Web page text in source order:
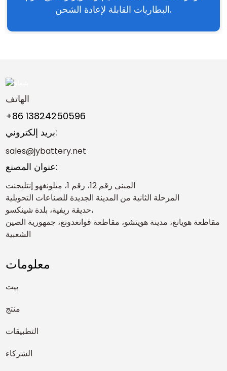
البطاريات القابلة لإعادة الشحن.
الهاتف
+86 13824250596
بريد إلكتروني:
sales@jybattery.net
عنوان المصنع:
المبنى رقم 12، رقم 1، ميلونغهو إنتليجنت
المرحلة الثانية من المدينة الجديدة للصناعات التحويلية
حديقة ريفية، بلدة شينكسو،
مقاطعة هويانغ، مدينة هويتشو، مقاطعة قوانغدونغ، جمهورية الصين
الشعبية
معلومات
بيت
منتج
التطبيقات
الشركاء